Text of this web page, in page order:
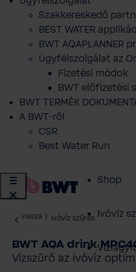
Szakkereskedő
BEST WATER
BWT AQAPLANNER
Ügyfélszolgálat az
Fizetési módok
BWT előfizetési
BWT TERMÉK
A BWT-ről
CSR
Best Water Run
Shop
Ivóvíz
vissza Ivóvíz szűrés
BWT AQA drink
Vízszűrő az ivóvíz